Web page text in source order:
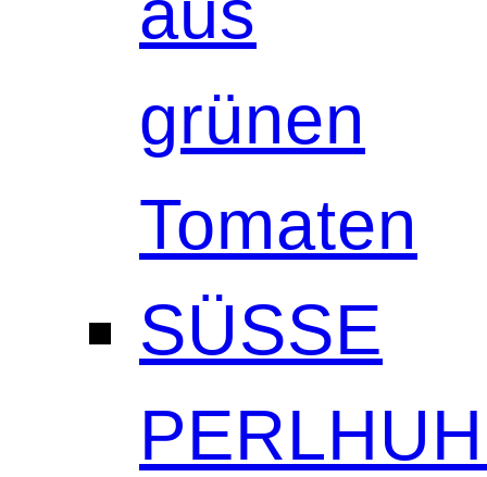
grünen
Tomaten
SÜSSE